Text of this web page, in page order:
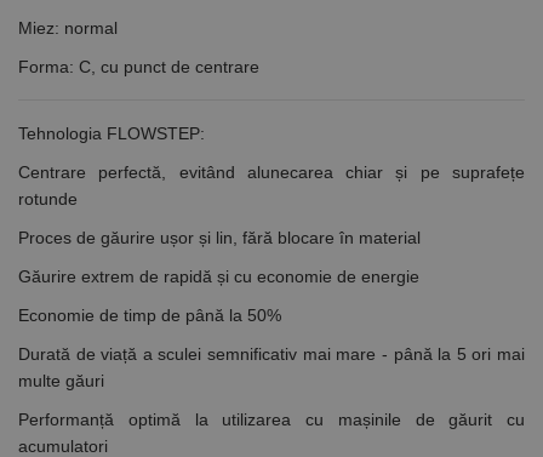
Miez: normal
Forma: C, cu punct de centrare
Tehnologia FLOWSTEP:
Centrare perfectă, evitând alunecarea chiar și pe suprafețe
rotunde
Proces de găurire ușor și lin, fără blocare în material
Găurire extrem de rapidă și cu economie de energie
Economie de timp de până la 50%
Durată de viață a sculei semnificativ mai mare - până la 5 ori mai
multe găuri
Performanță optimă la utilizarea cu mașinile de găurit cu
acumulatori